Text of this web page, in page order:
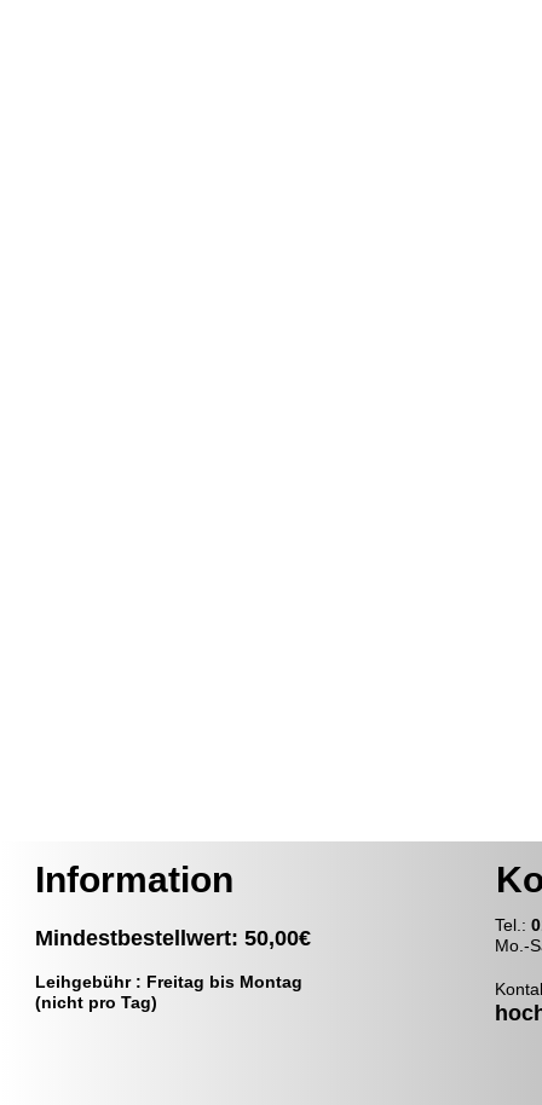
Information
Mindestbestellwert: 50,00€
Leihgebühr : Freitag bis Montag
(nicht pro Tag)
Tel.:
Mo.-